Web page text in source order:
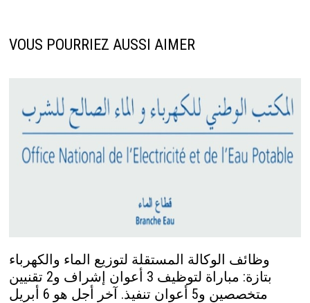
VOUS POURRIEZ AUSSI AIMER
وظائف الوكالة المستقلة لتوزيع الماء والكهرباء
بتازة: مباراة لتوظيف 3 أعوان إشراف و2 تقنيين
متخصصين و5 أعوان تنفيذ. آخر أجل هو 6 أبريل